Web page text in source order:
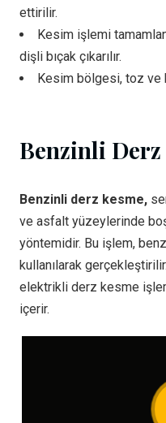
ettirilir.
Kesim işlemi
dişli bıçak çıkarılır.
Kesim bölgesi, toz ve
Benzinli Derz
Benzinli derz kesme,
ve asfalt yüzeylerinde
yöntemidir. Bu işlem,
kullanılarak
elektrikli derz kesme
içerir.